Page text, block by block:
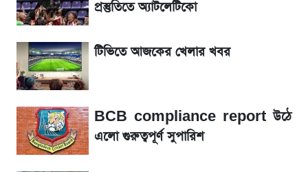
রবির বড় সাফল্য! আয় কম বাড়লেও রেকর্ড মুনাফা ও
গ্রাহক বৃদ্ধি
শেয়ার বিজকে লিগ্যাল নোটিশ পাঠাল রবি, শুরু নতুন
বিতর্ক
সৌদিতে বাংলাদেশিদের আকামা নবায়নে বদলে গেল
নিয়ম
প্রস্তুতিতে অ্যাটলেটিকো
টিভিতে আজকের খেলার খবর
BCB compliance report উঠে
এলো গুরুত্বপূর্ণ সুপারিশ